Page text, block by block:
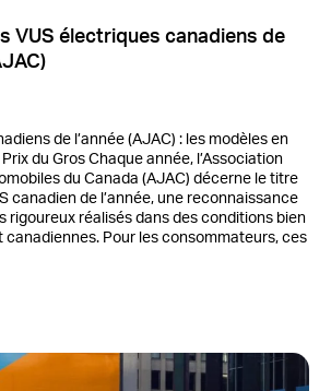
VUS électriques canadiens de
de l’année (AJAC) : les modèles en
du Gros Chaque année, l’Association
du Canada (AJAC) décerne le titre
canadien de l’année, une reconnaissance
rigoureux réalisés dans des conditions bien
canadiennes. Pour les consommateurs, ces